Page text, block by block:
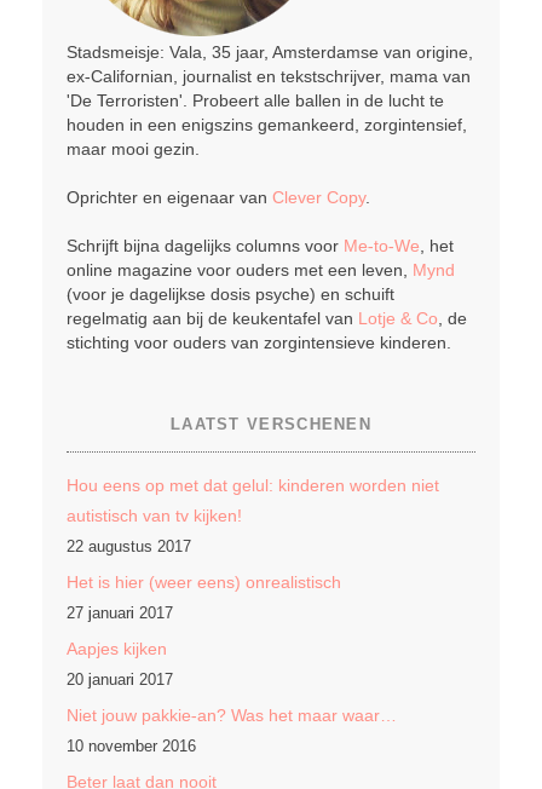
Stadsmeisje: Vala, 35 jaar, Amsterdamse van origine,
ex-Californian, journalist en tekstschrijver, mama van
'De Terroristen'. Probeert alle ballen in de lucht te
houden in een enigszins gemankeerd, zorgintensief,
maar mooi gezin.
Oprichter en eigenaar van Clever Copy.
Schrijft bijna dagelijks columns voor Me-to-We, het
online magazine voor ouders met een leven, Mynd
(voor je dagelijkse dosis psyche) en schuift
regelmatig aan bij de keukentafel van Lotje & Co, de
stichting voor ouders van zorgintensieve kinderen.
LAATST VERSCHENEN
Hou eens op met dat gelul: kinderen worden niet
autistisch van tv kijken!
22 augustus 2017
Het is hier (weer eens) onrealistisch
27 januari 2017
Aapjes kijken
20 januari 2017
Niet jouw pakkie-an? Was het maar waar…
10 november 2016
Beter laat dan nooit